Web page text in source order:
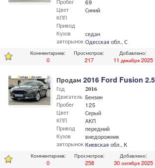
Пробег
Цвет
КПП
Привод
Кузов
авторынок
69
Синий
седан
Одесская обл.,Одесса
Комментариев:
0
Просмотров:
217
Добавлено:
11 декабря 2025
Продам 2016 Ford Fusion 2.5
Год
Двигатель
Пробег
Цвет
КПП
Привод
Кузов
авторынок
2016
Бензин
125
Серый
АКП
передний
внедорожник
Киевская обл.,Киев
Комментариев:
0
Просмотров:
258
Добавлено:
30 октября 2025